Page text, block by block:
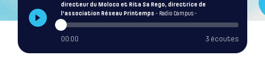
directeur du Moloco et Rita Sa Rego, directrice de
l'association Réseau Printemps - Radio Campus -
00:00 3 écoutes